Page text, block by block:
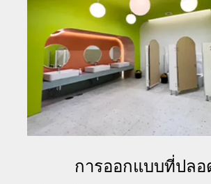
การออกแบบที่ปลอ